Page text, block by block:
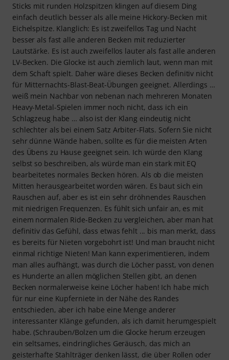
Sticks mit runden Holzspitzen klingen auf diesem Ding
einfach deutlich besser als alle meine Hickory-Becken mit
Eichelspitze. Klanglich: Es ist zweifellos Tag und Nacht
besser als fast alle anderen Becken mit reduzierter
Lautstärke. Es ist auch zweifellos lauter als fast alle anderen
LV-Becken. Die Glocke ist auch ziemlich laut, wenn man mit
dem Schaft spielt. Daher wäre dieses Becken definitiv nicht
für Mitternachts-Blast-Beat-Übungen geeignet. Allerdings …
weiß mein Nachbar von nebenan nach mehreren Monaten
Heavy-Metal-Spielen immer noch nicht, dass ich ein
Schlagzeug habe … also ist der Klang eindeutig nicht
schlechter als bei einem Satz Arbiter-Flats. Sofern Sie nicht
sehr dünne Wände haben, sollte es für die meisten Arten
des Übens zu Hause geeignet sein. Ich würde den Klang
selbst so beschreiben, als würde man ein stark mit EQ
bearbeitetes normales Becken hören. Als ob die meisten
Mitten herausgearbeitet worden wären. Es baut sich ein
Rauschen auf, aber es ist ein sehr dröhnendes Rauschen
mit niedrigen Frequenzen. Es fühlt sich unfair an, es mit
einem normalen Ride-Becken zu vergleichen, aber man hat
definitiv das Gefühl, dass etwas fehlt ... bis man merkt, dass
es bereits für Nieten vorgebohrt ist! Und man braucht nicht
einmal richtige Nieten! Man kann experimentieren, indem
man alles aufhängt, was durch die Löcher passt, von denen
es Hunderte an allen möglichen Stellen gibt, an denen
Becken normalerweise keine Löcher haben! Ich habe mich
für nur eine Kupferniete in der Nähe des Randes
entschieden, aber ich habe eine Menge anderer
interessanter Klänge gefunden, als ich damit herumgespielt
habe. (Schrauben/Bolzen um die Glocke herum erzeugen
ein seltsames, eindringliches Geräusch, das mich an
geisterhafte Stahlträger denken lässt, die über Rollen oder